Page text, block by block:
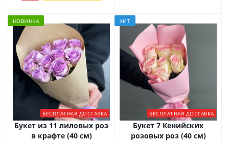
НОВИНКА
БЕСПЛАТНАЯ ДОСТАВКА
Букет из 11 лиловых роз
в крафте (40 см)
ХИТ
БЕСПЛАТНАЯ ДОСТАВКА
Букет 7 Кенийских
розовых роз (40 см)